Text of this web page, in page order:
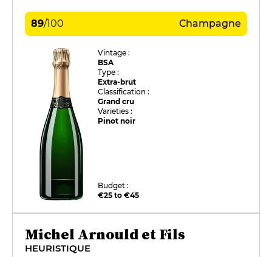
89/100 Champagne
Vintage :
BSA
Type :
Extra-brut
Classification :
Grand cru
Varieties :
Pinot noir
Budget :
€25 to €45
Michel Arnould et Fils
HEURISTIQUE